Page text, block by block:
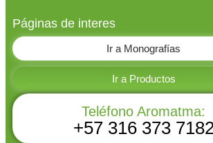
Páginas de interes
Ir a Monografías
Ir a Productos
Teléfono Aromatma:
+57 316 373